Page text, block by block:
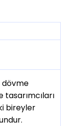
dövme
tasarımcıları
bireyler